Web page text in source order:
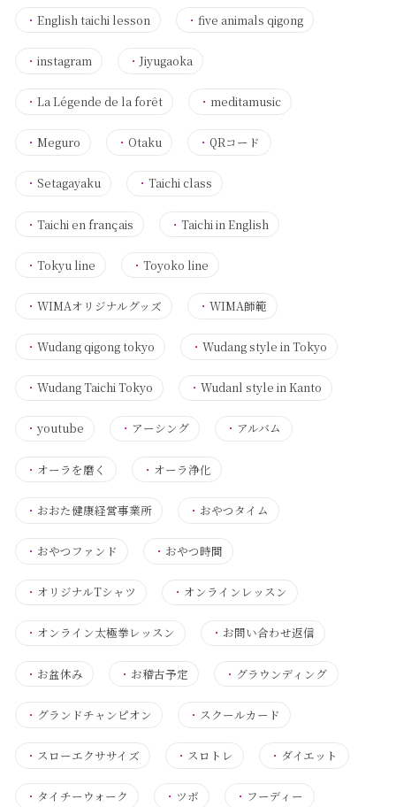
・ English taichi lesson ・five animals qigong
・ instagram ・Jiyugaoka
・ La Légende de la forêt ・ meditamusic
・ Meguro ・ Otaku ・QRコード
・ Setagayaku ・Taichi class
・ Taichi en français ・Taichi in English
・ Tokyu line ・Toyoko line
・ WIMAオリジナルグッズ ・WIMA師範
・ Wudang qigong tokyo ・Wudang style in Tokyo
・ Wudang Taichi Tokyo ・Wudanl style in Kanto
・ youtube ・ アーシング ・ アルバム
・ オーラを磨く ・ オーラ浄化
・ おおた健康経営事業所 ・ おやつタイム
・ おやつファンド ・ おやつ時間
・ オリジナルTシャツ ・ オンラインレッスン
・ オンライン太極拳レッスン ・ お問い合わせ返信
・ お盆休み ・ お稽古予定 ・ グラウンディング
・ グランドチャンピオン ・ スクールカード
・ スローエクササイズ ・ スロトレ ・ ダイエット
・ タイチーウォーク ・ ツボ ・ フーディー